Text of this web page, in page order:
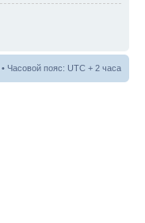
• Часовой пояс: UTC + 2 часа